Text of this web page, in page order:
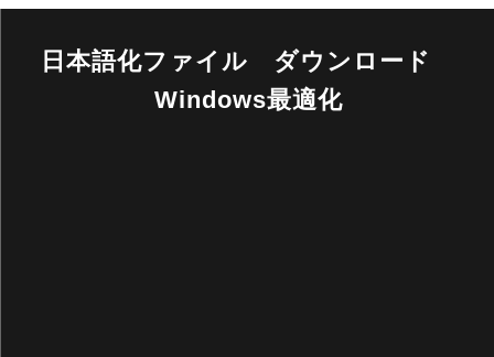
日本語化ファイル ダウンロード
Windows最適化